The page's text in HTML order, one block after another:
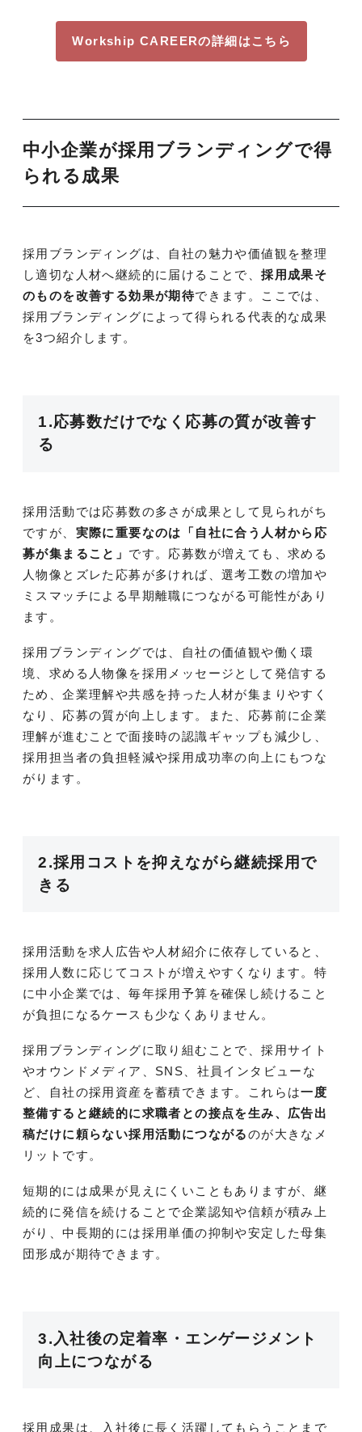
Workship CAREERの詳細はこちら
中小企業が採用ブランディングで得
られる成果
採用ブランディングは、自社の魅力や価値観を整理
し適切な人材へ継続的に届けることで、採用成果そ
のものを改善する効果が期待できます。ここでは、
採用ブランディングによって得られる代表的な成果
を3つ紹介します。
1.応募数だけでなく応募の質が改善す
る
採用活動では応募数の多さが成果として見られがち
ですが、 実際に重要なのは「自社に合う人材から応
募が集まること」 です。応募数が増えても、求める
人物像とズレた応募が多ければ、選考工数の増加や
ミスマッチによる早期離職につながる可能性があり
ます。
採用ブランディングでは、自社の価値観や働く環
境、求める人物像を採用メッセージとして発信する
ため、企業理解や共感を持った人材が集まりやすく
なり、応募の質が向上します。また、応募前に企業
理解が進むことで面接時の認識ギャップも減少し、
採用担当者の負担軽減や採用成功率の向上にもつな
がります。
2.採用コストを抑えながら継続採用で
きる
採用活動を求人広告や人材紹介に依存していると、
採用人数に応じてコストが増えやすくなります。特
に中小企業では、毎年採用予算を確保し続けること
が負担になるケースも少なくありません。
採用ブランディングに取り組むことで、採用サイト
やオウンドメディア、SNS、社員インタビューな
ど、自社の採用資産を蓄積できます。これらは一度
整備すると継続的に求職者との接点を生み、広告出
稿だけに頼らない採用活動につながるのが大きなメ
リットです。
短期的には成果が見えにくいこともありますが、継
続的に発信を続けることで企業認知や信頼が積み上
がり、中長期的には採用単価の抑制や安定した母集
団形成が期待できます。
3.入社後の定着率・エンゲージメント
向上につながる
採用成果は、入社後に長く活躍してもらうことまで